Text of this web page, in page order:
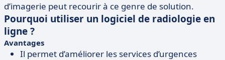
d’imagerie peut recourir à ce genre de solution.
Pourquoi utiliser un logiciel de radiologie en
ligne ?
Avantages
Il permet d’améliorer les services d’urgences